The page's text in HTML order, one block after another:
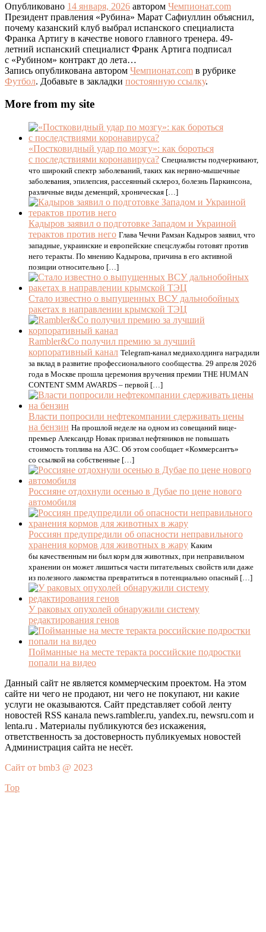
Опубликовано 14 января, 2026 автором Чемпионат.com
Президент правления «Рубина» Марат Сафиуллин объяснил,
почему казанский клуб выбрал испанского специалиста
Франка Артигу в качестве нового главного тренера. 49-
летний испанский специалист Франк Артига подписал
с «Рубином» контракт до лета…
Запись опубликована автором Чемпионат.com в рубрике
Футбол. Добавьте в закладки постоянную ссылку.
More from my site
«Постковидный удар по мозгу»: как бороться
с последствиями коронавируса? Специалисты подчеркивают,
что широкий спектр заболеваний, таких как нервно-мышечные
заболевания, эпилепсия, рассеянный склероз, болезнь Паркинсона,
различные виды деменций, хроническая […]
Кадыров заявил о подготовке Западом и Украиной
терактов против него Глава Чечни Рамзан Кадыров заявил, что
западные, украинские и европейские спецслужбы готовят против
него теракты. По мнению Кадырова, причина в его активной
позиции относительно […]
Стало известно о выпущенных ВСУ дальнобойных
ракетах в направлении крымской ТЭЦ
Rambler&Co получил премию за лучший
корпоративный канал Telegram-канал медиахолдинга наградили
за вклад в развитие профессионального сообщества. 29 апреля 2026
года в Москве прошла церемония вручения премии THE HUMAN
CONTENT SMM AWARDS – первой […]
Власти попросили нефтекомпании сдерживать цены
на бензин На прошлой неделе на одном из совещаний вице-
премьер Александр Новак призвал нефтяников не повышать
стоимость топлива на АЗС. Об этом сообщает «Коммерсантъ»
со ссылкой на собственные […]
Россияне отдохнули осенью в Дубае по цене нового
автомобиля
Россиян предупредили об опасности неправильного
хранения кормов для животных в жару Каким
бы качественным ни был корм для животных, при неправильном
хранении он может лишиться части питательных свойств или даже
из полезного лакомства превратиться в потенциально опасный […]
У раковых опухолей обнаружили систему
редактирования генов
Пойманные на месте теракта российские подростки
попали на видео
Данный сайт не является коммерческим проектом. На этом
сайте ни чего не продают, ни чего не покупают, ни какие
услуги не оказываются. Сайт представляет собой ленту
новостей RSS канала news.rambler.ru, yandex.ru, newsru.com и
lenta.ru . Материалы публикуются без искажения,
ответственность за достоверность публикуемых новостей
Администрация сайта не несёт.
Сайт от bmb3 @ 2023
Top